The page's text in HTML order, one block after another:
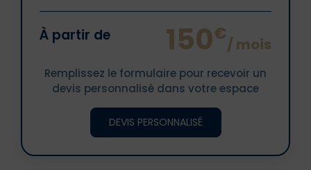
À partir de 150€/ mois
Remplissez le formulaire pour recevoir un
devis personnalisé dans votre espace
DEVIS PERSONNALISÉ